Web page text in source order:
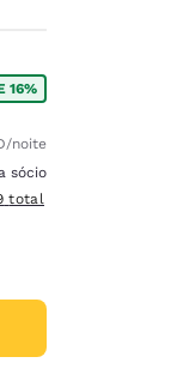
16%
desconto:
/noite
sócio
detalhes do total
total